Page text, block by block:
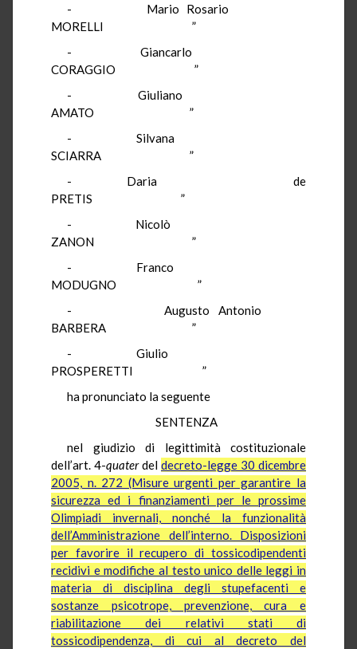
- Mario Rosario
MORELLI ”
- Giancarlo
CORAGGIO ”
- Giuliano
AMATO ”
- Silvana
SCIARRA ”
- Daria de
PRETIS ”
- Nicolò
ZANON ”
- Franco
MODUGNO ”
- Augusto Antonio
BARBERA ”
- Giulio
PROSPERETTI ”
ha pronunciato la seguente
SENTENZA
nel giudizio di legittimità costituzionale
dell’art. 4-quaterdel decreto-legge 30 dicembre
2005, n. 272 (Misure urgenti per garantire la
sicurezza ed i finanziamenti per le prossime
Olimpiadi invernali, nonché la funzionalità
dell’Amministrazione dell’interno. Disposizioni
per favorire il recupero di tossicodipendenti
recidivi e modifiche al testo unico delle leggi in
materia di disciplina degli stupefacenti e
sostanze psicotrope, prevenzione, cura e
riabilitazione dei relativi stati di
tossicodipendenza, di cui al decreto del